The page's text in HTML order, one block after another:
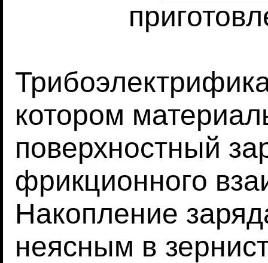
котором
поверхностный
фрикционного
Накопление
неясным в